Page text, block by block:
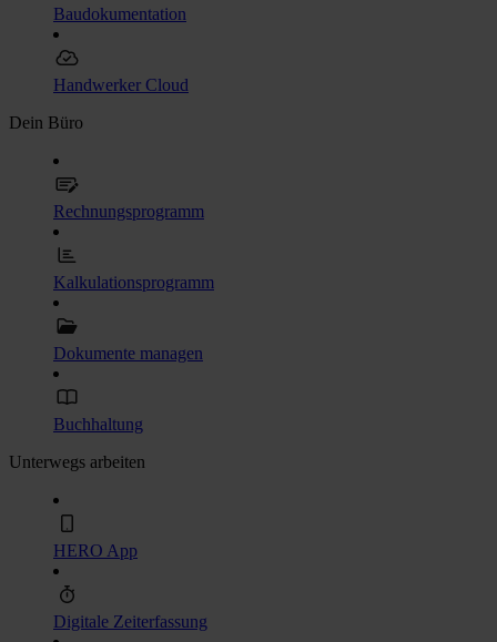
Baudokumentation
Handwerker Cloud
Dein Büro
Rechnungsprogramm
Kalkulationsprogramm
Dokumente managen
Buchhaltung
Unterwegs arbeiten
HERO App
Digitale Zeiterfassung